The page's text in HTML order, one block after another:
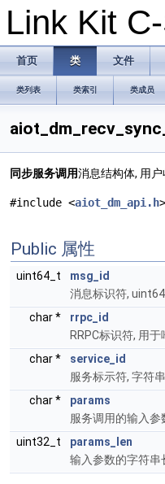
Link Kit
首页 类 文件
类列表 类索引 类成员
同步服务调用消息结构体, 用
#include <aiot_dm_api.h>
Public 属性
uint64_t
msg_id
消息标识符,
char *
rrpc_id
RRPC标识符, 用
char *
service_id
服务标示符, 字符
char *
params
服务调用的输入参
uint32_t
params_len
输入参数的字符串